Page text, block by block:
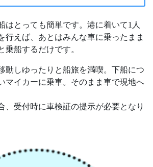
はとっても簡単です。港に着いて1人
行えば、あとはみんな車に乗ったまま
乗船するだけです。
動しゆったりと船旅を満喫。下船につ
マイカーに乗車。そのまま車で現地へ
、受付時に車検証の提示が必要となり